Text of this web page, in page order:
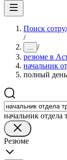
Поиск
/
... /
резюме в
начальник
полный день
начальник отдела
Резюме